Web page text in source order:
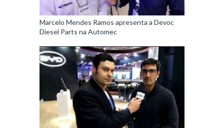
Marcelo Mendes Ramos apresenta a Devoc
Diesel Parts na Automec